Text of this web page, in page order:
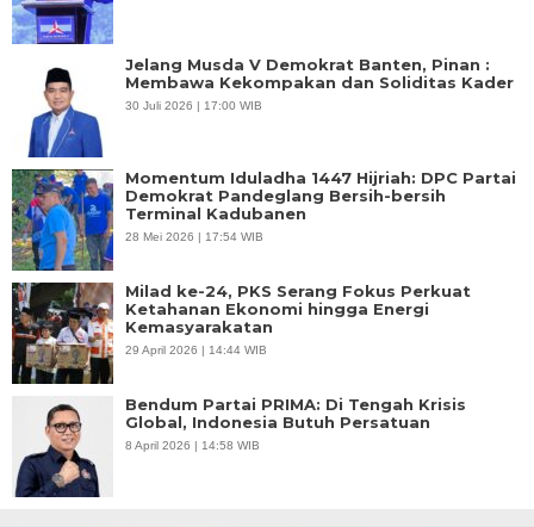
Jelang Musda V Demokrat Banten, Pinan :
Membawa Kekompakan dan Soliditas Kader
30 Juli 2026 | 17:00 WIB
Momentum Iduladha 1447 Hijriah: DPC Partai
Demokrat Pandeglang Bersih-bersih
Terminal Kadubanen
28 Mei 2026 | 17:54 WIB
Milad ke-24, PKS Serang Fokus Perkuat
Ketahanan Ekonomi hingga Energi
Kemasyarakatan
29 April 2026 | 14:44 WIB
Bendum Partai PRIMA: Di Tengah Krisis
Global, Indonesia Butuh Persatuan
8 April 2026 | 14:58 WIB